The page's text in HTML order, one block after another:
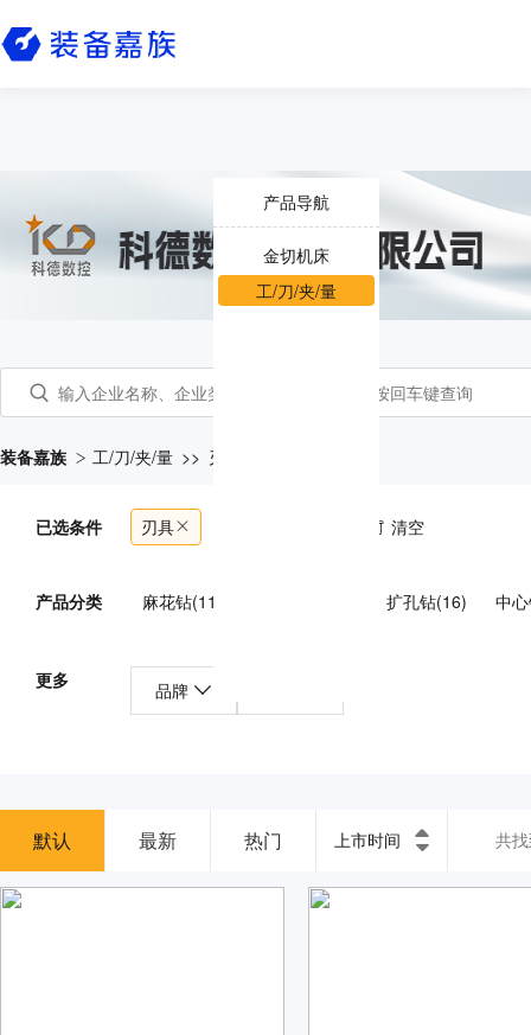
装备嘉族 工/刀/夹/量 >> 刃具
已选条件 刃具 清空
产品分类 麻花钻(119) 扩孔钻(16)
中
带锯条/锯条(15)
锯片(201)
镗削单元(1)
镗削工具(0) 车齿刀(12) 表座
更多 品牌
默认 最新 热门 上市时间 共
产品导航
金切机床
工/刀/夹/量